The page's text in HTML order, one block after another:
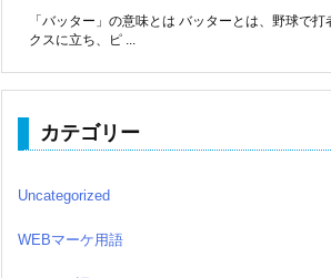
「バッター」の意味とは バッターとは、野球で
クスに立ち、ピ ...
カテゴリー
Uncategorized
WEBマーケ用語